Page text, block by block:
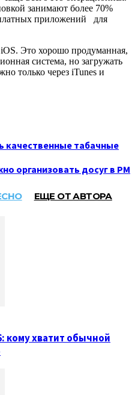
занимают более 70%
приложений для
Это хорошо продуманная,
система, но загружать
только через iTunes и
качественные табачные
организовать досуг в PM
ЕЩЕ ОТ АВТОРА
кому хватит обычной